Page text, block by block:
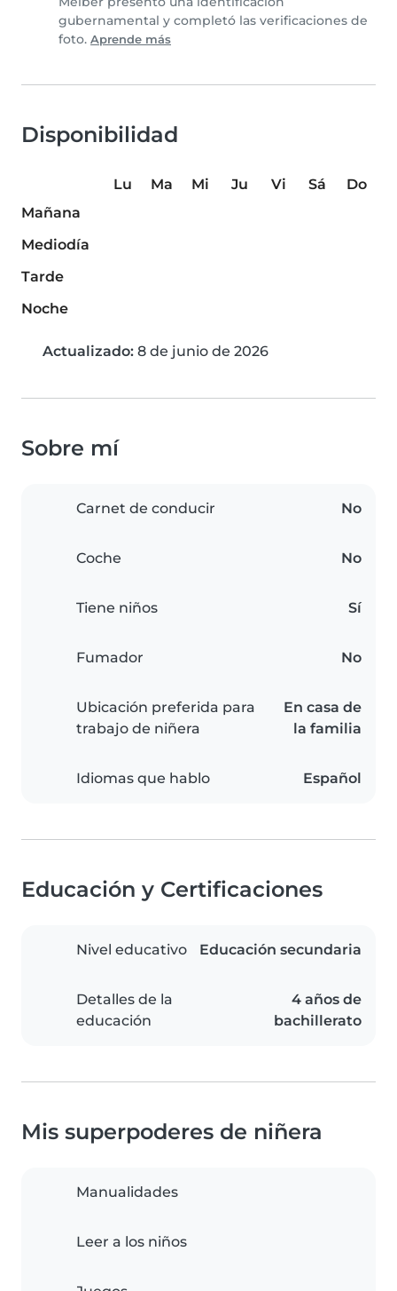
gubernamental y completó las verificaciones de
foto. Aprende más
Disponibilidad
Lu Ma Mi Ju Vi Sá
Do
Mañana
Mediodía
Tarde
Noche
Actualizado: 8 de junio de 2026
Sobre mí
Carnet de conducir No
Coche No
Tiene niños Sí
Fumador No
Ubicación preferida para
trabajo de niñera
En casa de
la familia
Idiomas que hablo Español
Educación y Certificaciones
Nivel educativo Educación secundaria
Detalles de la
educación
4 años de
bachillerato
Mis superpoderes de niñera
Manualidades
Leer a los niños